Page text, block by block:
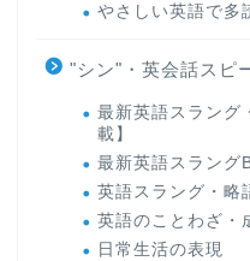
やさしい英語で多
"シン"・英会話スピ
最新英語スラング
載】
最新英語スラン
英語スラング・略
英語のことわざ・
日常生活の表現